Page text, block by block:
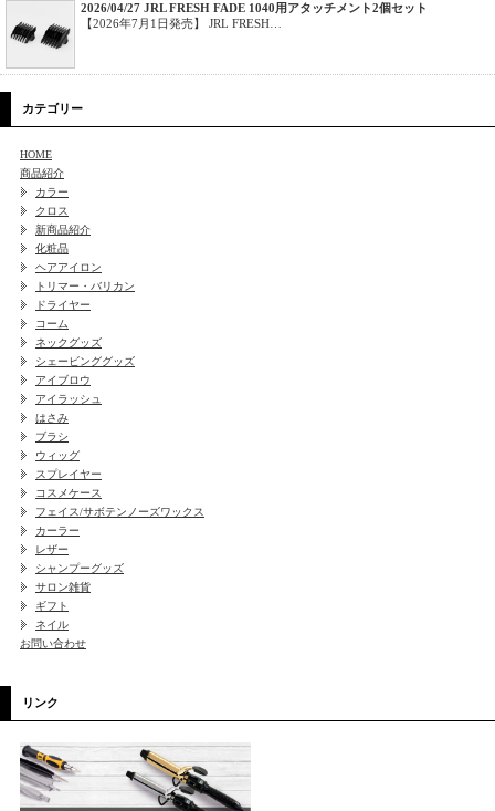
2026/04/27 JRL FRESH FADE 1040用アタッチメント2個セット
【2026年7月1日発売】 JRL FRESH…
カテゴリー
HOME
商品紹介
カラー
クロス
新商品紹介
化粧品
ヘアアイロン
トリマー・バリカン
ドライヤー
コーム
ネックグッズ
シェービンググッズ
アイブロウ
アイラッシュ
はさみ
ブラシ
ウィッグ
スプレイヤー
コスメケース
フェイス/サボテンノーズワックス
カーラー
レザー
シャンプーグッズ
サロン雑貨
ギフト
ネイル
お問い合わせ
リンク